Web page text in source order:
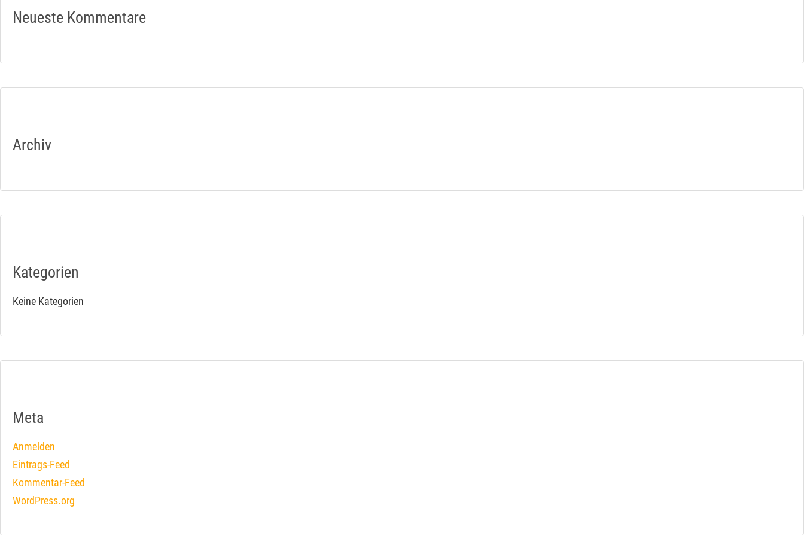
Neueste Kommentare
Archiv
Kategorien
Keine Kategorien
Meta
Anmelden
Eintrags-Feed
Kommentar-Feed
WordPress.org